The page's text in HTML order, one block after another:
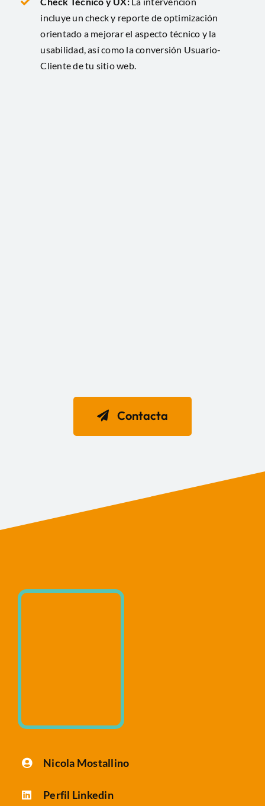
incluye un check y reporte de optimización
orientado a mejorar el aspecto técnico y la
usabilidad, así como la conversión Usuario-
Cliente de tu sitio web.
Contacta
Nicola Mostallino
Perfil Linkedin